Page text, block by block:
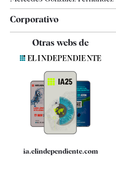
Corporativo
Contacto
Quiénes somos
Especificaciones
Otras webs de
ia.elindependiente.com